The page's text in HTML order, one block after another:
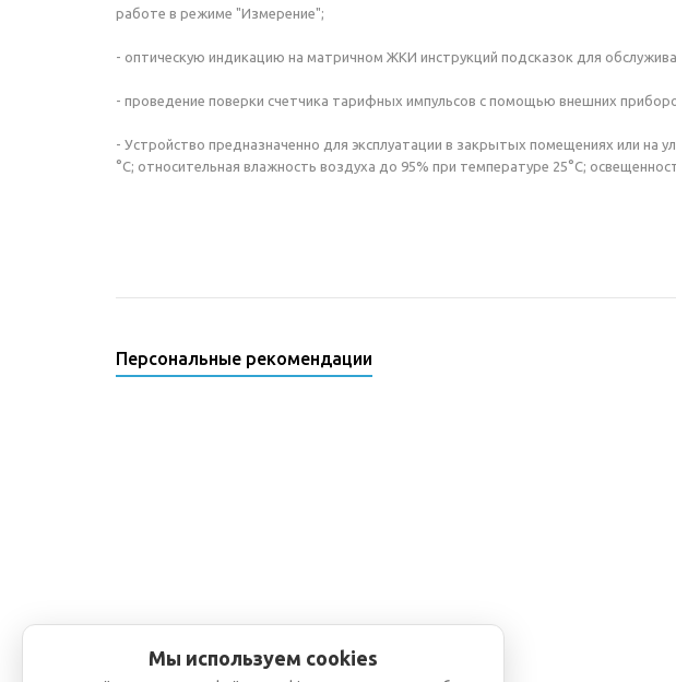
работе в режиме "Измерение";
- оптическую индикацию на матричном ЖКИ инструкций подсказок для
- проведение поверки счетчика тарифных импульсов с помощью внешних
- Устройство предназначенно для эксплуатации в закрытых помещениях или
°С; относительная влажность воздуха до 95% при температуре 25°С;
Персональные рекомендации
Мы используем cookies